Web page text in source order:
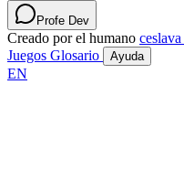
Profe Dev
Creado por el humano ceslava
Juegos Glosario Ayuda
EN